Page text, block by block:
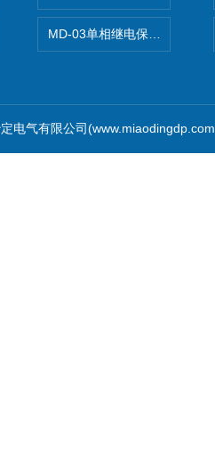
MD-03单相继电保护测试仪价
电气有限公司